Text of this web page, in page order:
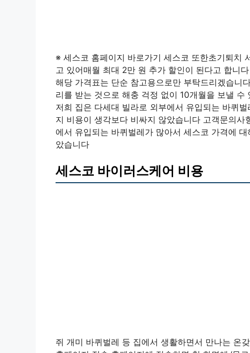
※ 세스코 홈페이지 바로가기 세스코 또한초기퇴치
고 있어매월 최대 2만 원 추가 할인이 된다고 합니다
해당 가격표는 단순 참고용으로만 부탁드리겠습니
리를 받는 것으로 해충 걱정 없이 10개월을 보낼 수
저희 집은 다세대 빌라로 외부에서 유입되는 바퀴
지 비용이 생각보다 비싸지 않았습니다 고객문의
에서 유입되는 바퀴벌레가 많아서 세스코 가격에
았습니다
세스코 바이러스케어 비용
쥐 개미 바퀴벌레 등 집에서 생활하면서 만나는 온